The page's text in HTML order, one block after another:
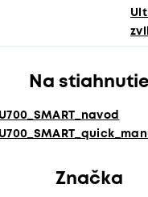
Na stiahnutie
Značka